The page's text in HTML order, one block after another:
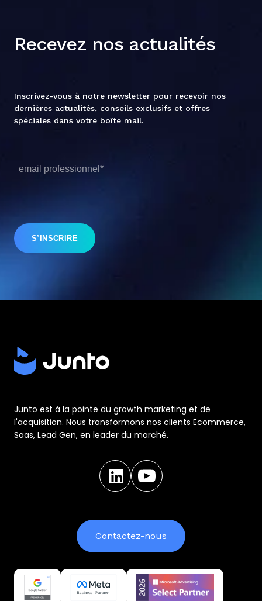
d'affaires...
Recevez nos actualités
Inscrivez-vous à notre newsletter pour recevoir nos
dernières actualités, conseils exclusifs et offres
spéciales dans votre boîte mail.
Junto est à la pointe du growth marketing et de
l'acquisition. Nous transformons nos clients Ecommerce,
Saas, Lead Gen, en leader du marché.
Contactez-nous